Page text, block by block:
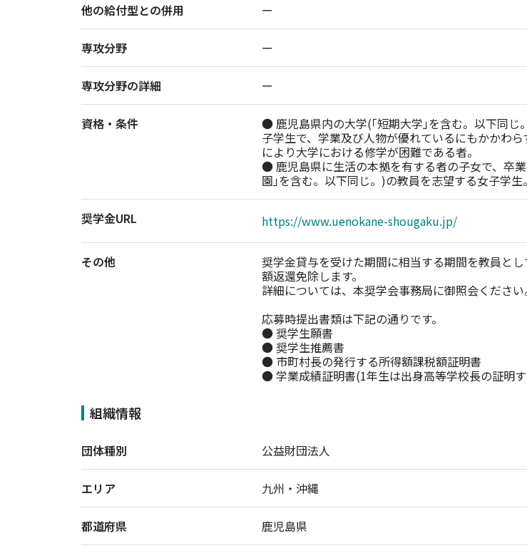
他の給付型との併用 ー
専攻分野 ー
専攻分野の詳細 ー
資格・条件
● 鹿児島県内の大学(｢短期大学｣を含む。以下同じ
子学生で、学業及び人物が優れているにもかかわ
により大学における修学が困難である者。
● 鹿児島県に生活の本拠を有する者の子女で、卒
園｣を含む。以下同じ。)の教員を志望する女子学生。
奨学金URL https://www.uenokane-shougaku.jp/
その他
奨学金貸与を受けた期間に相当する期間を教員と
額返還免除します。
詳細については、本奨学会事務局に御照会ください
応募時提出書類は下記の通りです。
● 奨学生願書
● 奨学生推薦書
● 市町村長の発行する所得額課税額証明書
組織情報
団体種別 公益財団法人
エリア 九州・沖縄
都道府県 鹿児島県